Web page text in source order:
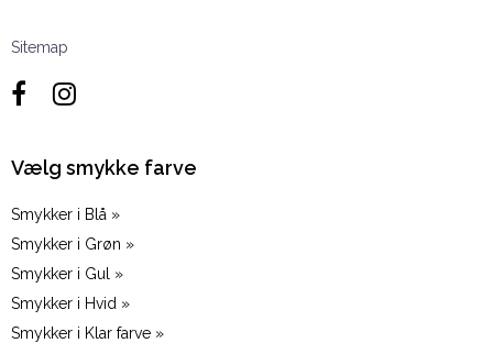
Sitemap
Vælg smykke farve
Smykker i Blå »
Smykker i Grøn »
Smykker i Gul »
Smykker i Hvid »
Smykker i Klar farve »